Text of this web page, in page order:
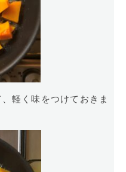
軽く味をつけておきま